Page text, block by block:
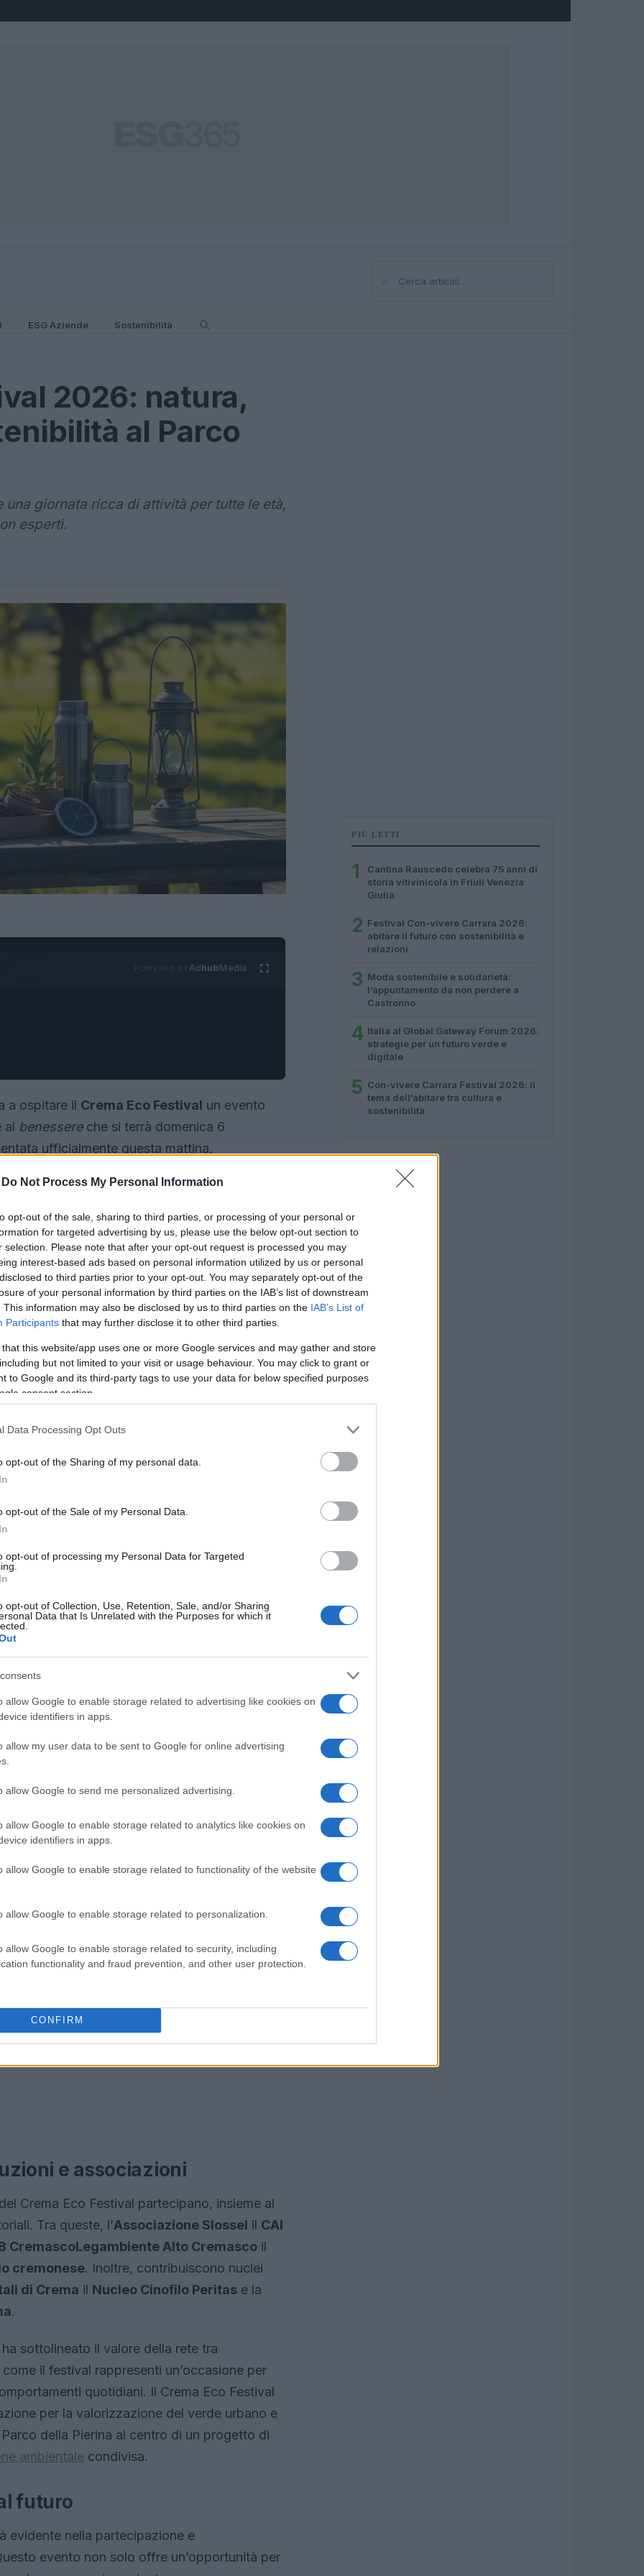
Do Not Process My Personal Information
opt-out of the sale, sharing to third parties, or processing of your personal or
for targeted advertising by us, please use the below opt-out section to
selection. Please note that after your opt-out request is processed you may
interest-based ads based on personal information utilized by us or personal
to third parties prior to your opt-out. You may separately opt-out of the
of your personal information by third parties on the IAB’s list of downstream
This information may also be disclosed by us to third parties on the IAB’s List of
Participants that may further disclose it to other third parties.
that this website/app uses one or more Google services and may gather and store
but not limited to your visit or usage behaviour. You may click to grant or
to Google and its third-party tags to use your data for below specified purposes
consent section.
Data Processing Opt Outs
opt-out of the Sharing of my personal data.
opt-out of the Sale of my Personal Data.
opt-out of processing my Personal Data for Targeted
opt-out of Collection, Use, Retention, Sale, and/or Sharing
Data that Is Unrelated with the Purposes for which it
allow Google to enable storage related to advertising like cookies on
identifiers in apps.
allow my user data to be sent to Google for online advertising
allow Google to send me personalized advertising.
allow Google to enable storage related to analytics like cookies on
identifiers in apps.
allow Google to enable storage related to functionality of the website
allow Google to enable storage related to personalization.
allow Google to enable storage related to security, including
functionality and fraud prevention, and other user protection.
CONFIRM
⌕Cerca
ESG Aziende Sostenibilità
2026: natura,
al Parco
una giornata ricca di attività per tutte le età,
esperti.
AdhubMedia
a ospitare il Crema Eco Festival un evento
al benessereche si terrà domenica 6
ufficialmente questa mattina,
ambizioso che mira a trasformare il parco
a numerose realtà locali, il festival si
la diffusione della cultura ambientale, la
della natura e degli animali, e la
per tutte le età
e include attività gratuite per tutte le
sulla
per l’uso consapevole della bicicletta
,
presentazioni e talk su clima e territorio.
con sessioni di
di prodotti locali e uno spettacolo
pensate per coinvolgere famiglie, bambini,
di apprendere e divertirsi in un contesto
e associazioni
Crema Eco Festival partecipano, insieme al
Tra queste, l’Associazione Slossel il CAI
CremascoLegambiente Alto Cremasco il
cremonese. Inoltre, contribuiscono nuclei
di Crema il Nucleo Cinofilo Peritas e la
.
ha sottolineato il valore della rete tra
il festival rappresenti un’occasione per
quotidiani. Il Crema Eco Festival
per la valorizzazione del verde urbano e
della Pierina al centro di un progetto di
ambientale condivisa.
futuro
evidente nella partecipazione e
evento non solo offre un’opportunità per
PIÙ LETTI
1
Cantina Rauscedo celebra 75 anni di
storia vitivinicola in Friuli Venezia
Giulia
2 Festival Con-vivere Carrara 2026:
abitare il futuro con sostenibilità e
relazioni
3 Moda sostenibile e solidarietà:
l’appuntamento da non perdere a
Castronno
4 Italia al Global Gateway Forum 2026:
strategie per un futuro verde e
digitale
5 Con-vivere Carrara Festival 2026: il
tema dell’abitare tra cultura e
sostenibilità